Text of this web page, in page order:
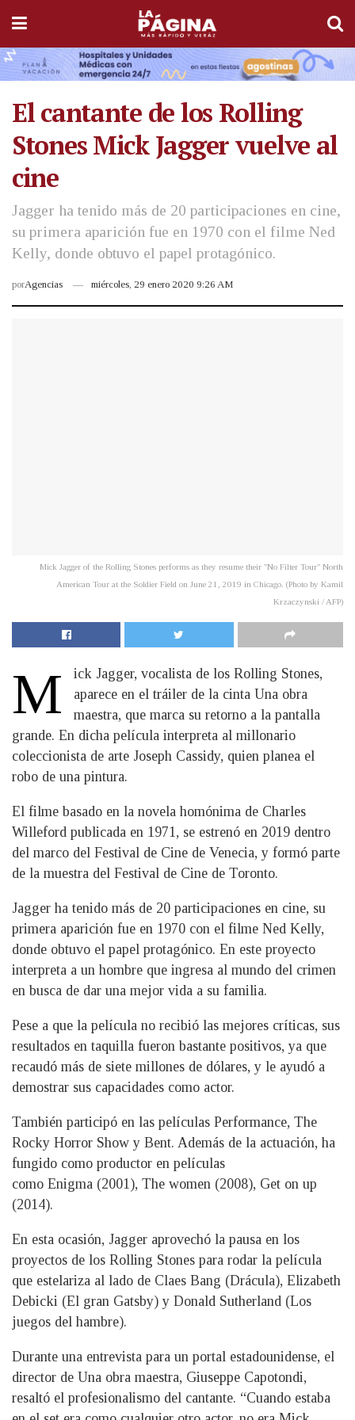
El cantante de los Rolling
Stones Mick Jagger vuelve al
cine
Jagger ha tenido más de 20 participaciones en cine,
su primera aparición fue en 1970 con el filme Ned
Kelly, donde obtuvo el papel protagónico.
porAgencias miércoles, 29 enero 2020 9:26 AM
Mick Jagger of the Rolling Stones performs as they resume their "No Filter Tour" North
American Tour at the Soldier Field on June 21, 2019 in Chicago. (Photo by Kamil
Krzaczynski / AFP)
M
ick Jagger, vocalista de los Rolling Stones,
aparece en el tráiler de la cinta Una obra
maestra, que marca su retorno a la pantalla
grande. En dicha película interpreta al millonario
coleccionista de arte Joseph Cassidy, quien planea el
robo de una pintura.
El filme basado en la novela homónima de Charles
Willeford publicada en 1971, se estrenó en 2019 dentro
del marco del Festival de Cine de Venecia, y formó parte
de la muestra del Festival de Cine de Toronto.
Jagger ha tenido más de 20 participaciones en cine, su
primera aparición fue en 1970 con el filme Ned Kelly,
donde obtuvo el papel protagónico. En este proyecto
interpreta a un hombre que ingresa al mundo del crimen
en busca de dar una mejor vida a su familia.
Pese a que la película no recibió las mejores críticas, sus
resultados en taquilla fueron bastante positivos, ya que
recaudó más de siete millones de dólares, y le ayudó a
demostrar sus capacidades como actor.
También participó en las películas Performance, The
Rocky Horror Show y Bent. Además de la actuación, ha
fungido como productor en películas
como Enigma (2001), The women (2008), Get on up
(2014).
En esta ocasión, Jagger aprovechó la pausa en los
proyectos de los Rolling Stones para rodar la película
que estelariza al lado de Claes Bang (Drácula), Elizabeth
Debicki (El gran Gatsby) y Donald Sutherland (Los
juegos del hambre).
Durante una entrevista para un portal estadounidense, el
director de Una obra maestra, Giuseppe Capotondi,
resaltó el profesionalismo del cantante. “Cuando estaba